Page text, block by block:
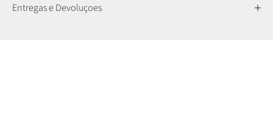
Entregas e Devoluçoes
Mais suaves, mais respiráveis, mais naturais.